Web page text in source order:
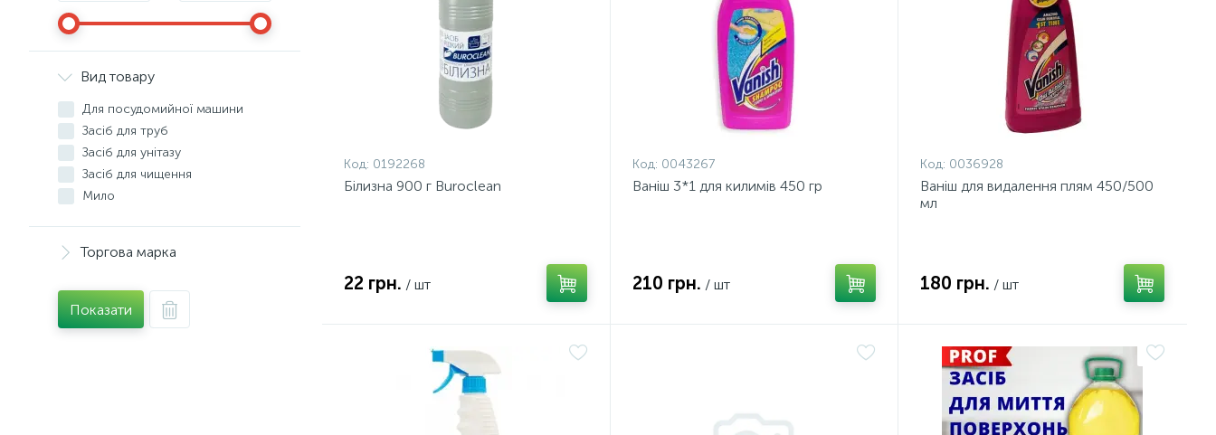
Вид товару
Для посудомийної машини
Засіб для труб
Засіб для унітазу
Засіб для чищення
Мило
Поліроль
Порошок
Торгова марка
Показати
Код: 0192268
Білизна 900 г Buroclean
22 грн. / шт
Код: 0043267
Ваніш 3*1 для килимів 450 гр
210 грн. / шт
Код: 0036928
Ваніш для видалення плям 450/500
мл
180 грн. / шт